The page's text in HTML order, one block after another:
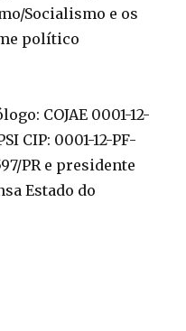
Socialismo e os
político
COJAE 0001-12-
CIP: 0001-12-PF-
PR e presidente
Estado do